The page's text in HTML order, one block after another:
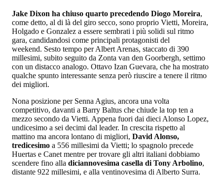
Jake Dixon ha chiuso quarto precedendo Diogo Moreira,
come detto, al di là del giro secco, sono proprio Vietti, Moreira,
Holgado e Gonzalez a essere sembrati i più solidi sul ritmo
gara, candidandosi come principali protagonisti del
weekend. Sesto tempo per Albert Arenas, staccato di 390
millesimi, subito seguito da Zonta van den Goorbergh, settimo
con un distacco analogo. Ottavo Izan Guevara, che ha mostrato
qualche spunto interessante senza però riuscire a tenere il ritmo
dei migliori.
Nona posizione per Senna Agius, ancora una volta
competitivo, davanti a Barry Baltus che chiude la top ten a
mezzo secondo da Vietti. Appena fuori dai dieci Alonso Lopez,
undicesimo a sei decimi dal leader. In crescita rispetto al
mattino ma ancora lontano di migliori, David Alonso,
tredicesimo a 556 millesimi da Vietti; lo spagnolo precede
Huertas e Canet mentre per trovare gli altri italiani dobbiamo
scendere fino alla diciannovesima casella di Tony Arbolino,
distante 922 millesimi, e alla ventinovesima di Alberto Surra.